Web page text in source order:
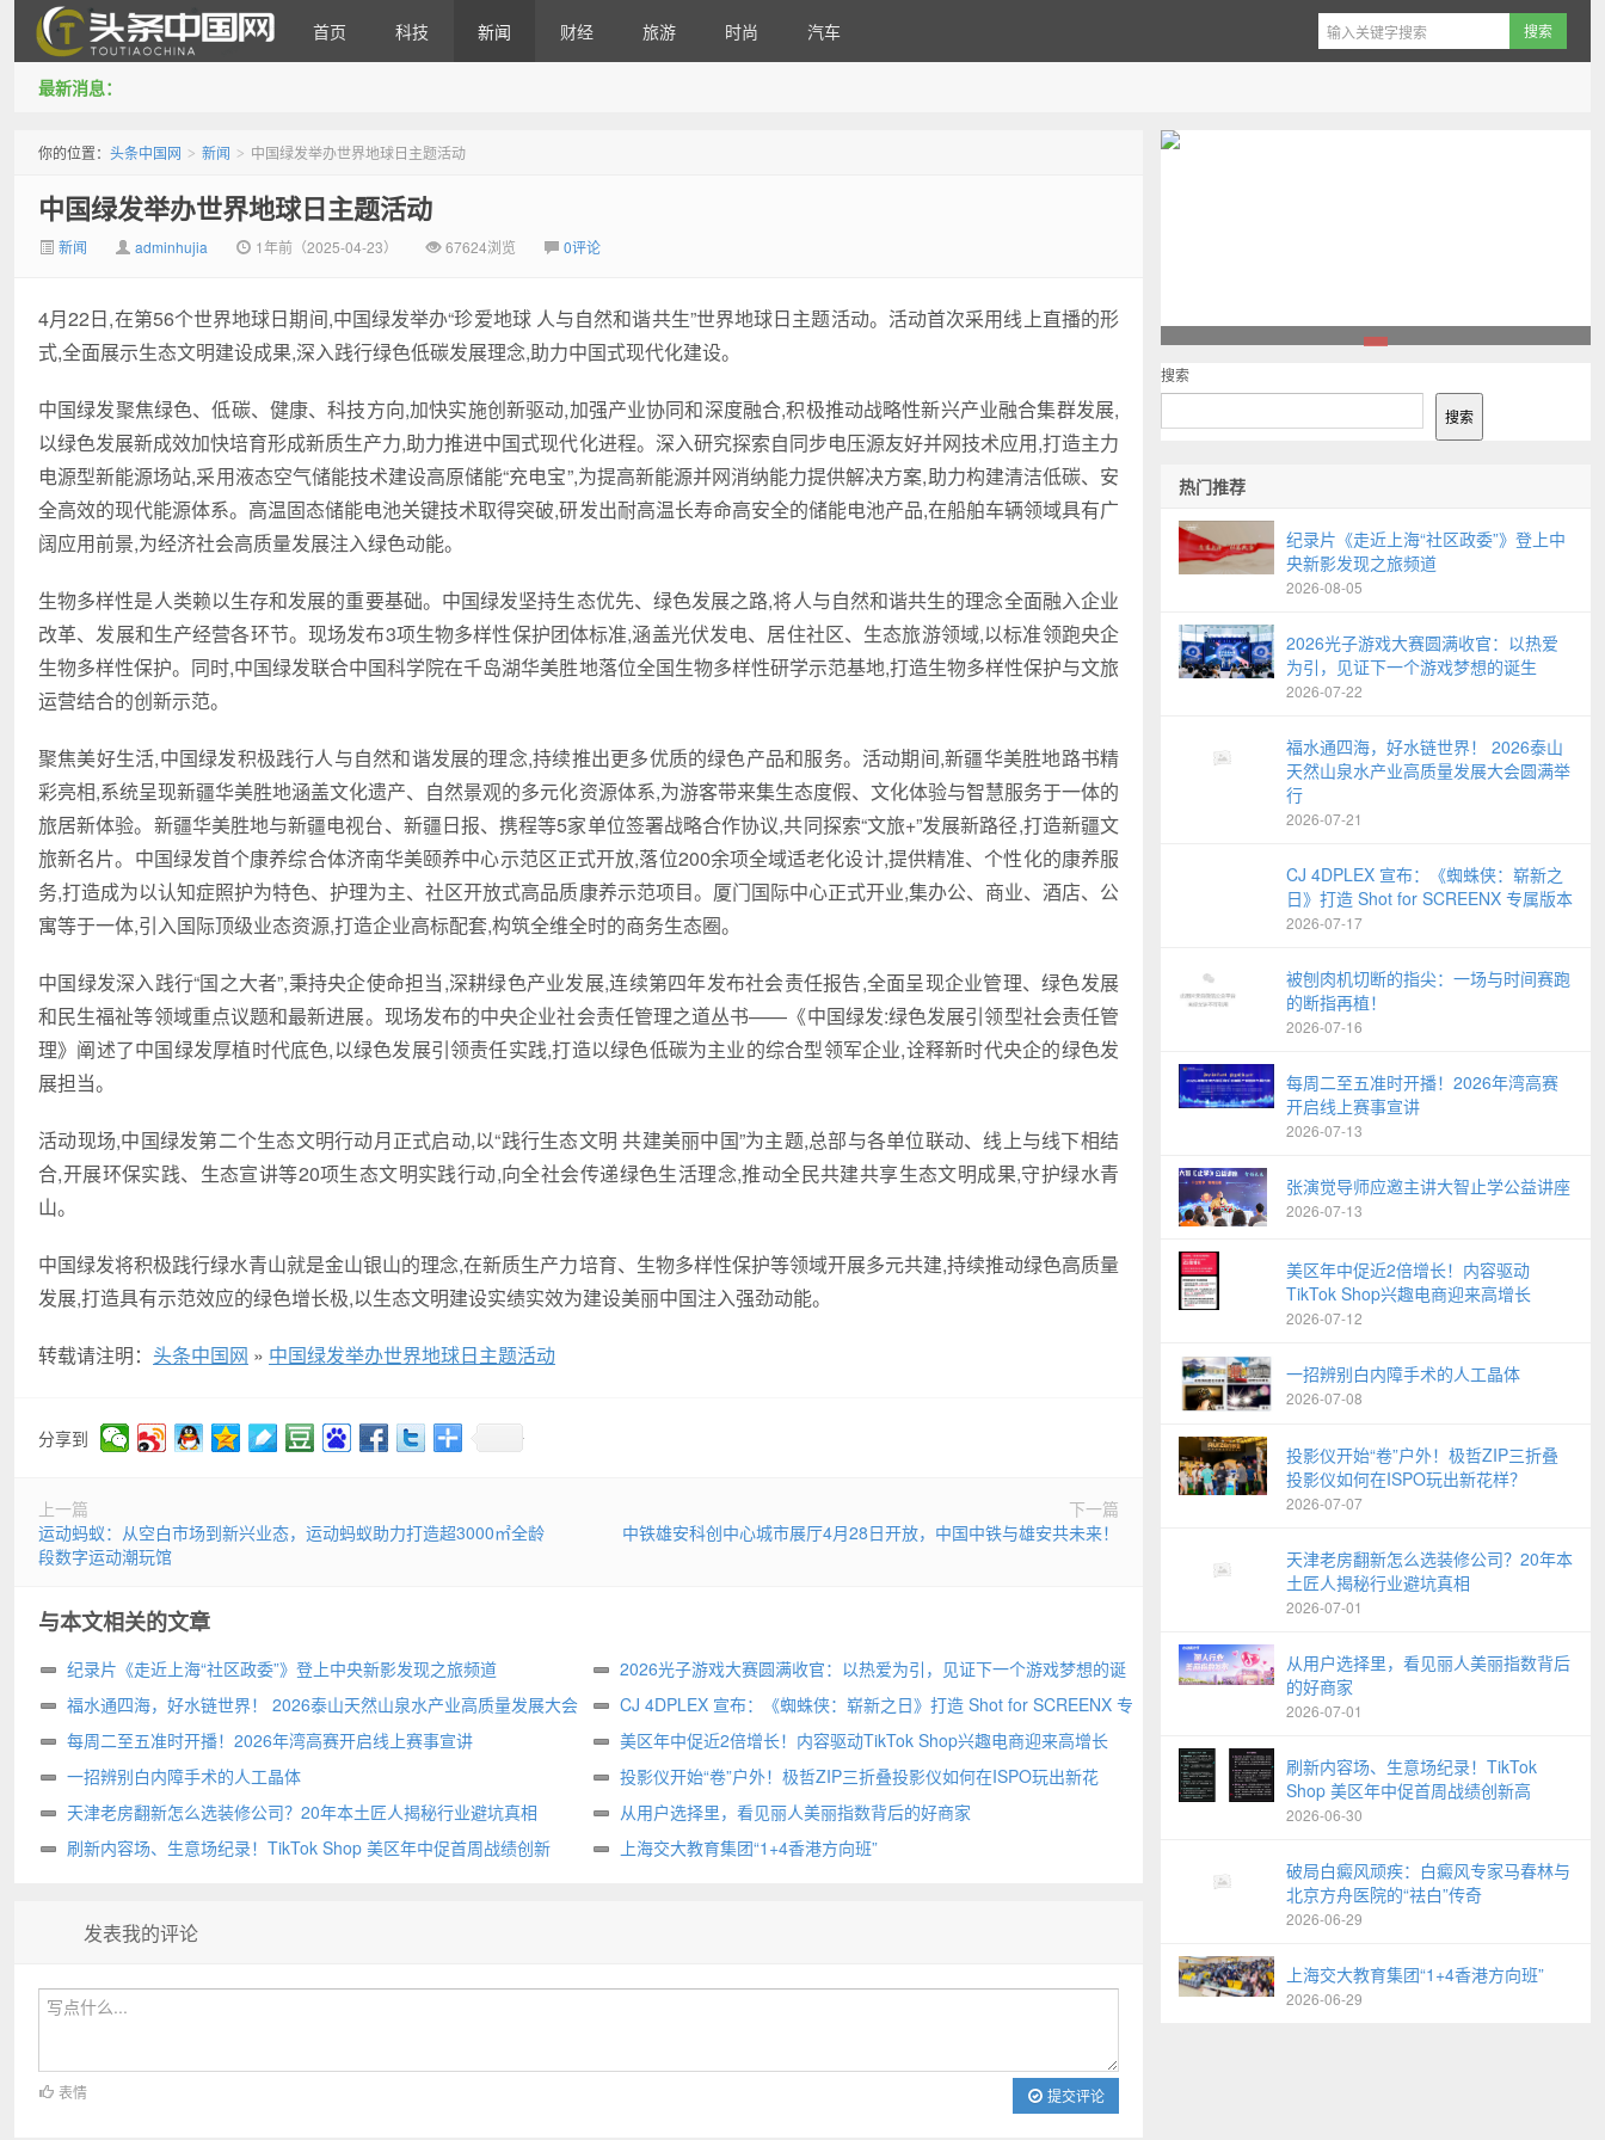
首页 科技 新闻 财经 旅游 时尚 汽车
最新消息：
你的位置： 头条中国网 > 新闻 > 中国绿发举办世界地球日主题活动
中国绿发举办世界地球日主题活动
新闻 adminhujia 1年前（2025-04-23） 67624浏览 0评论
4月22日,在第56个世界地球日期间,中国绿发举办“珍爱地球 人与自然和谐共生”世界地球日主题活动。活动首次采用线上直播的形
式,全面展示生态文明建设成果,深入践行绿色低碳发展理念,助力中国式现代化建设。
中国绿发聚焦绿色、低碳、健康、科技方向,加快实施创新驱动,加强产业协同和深度融合,积极推动战略性新兴产业融合集群发展,
以绿色发展新成效加快培育形成新质生产力,助力推进中国式现代化进程。深入研究探索自同步电压源友好并网技术应用,打造主力
电源型新能源场站,采用液态空气储能技术建设高原储能“充电宝”,为提高新能源并网消纳能力提供解决方案,助力构建清洁低碳、安
全高效的现代能源体系。高温固态储能电池关键技术取得突破,研发出耐高温长寿命高安全的储能电池产品,在船舶车辆领域具有广
阔应用前景,为经济社会高质量发展注入绿色动能。
生物多样性是人类赖以生存和发展的重要基础。中国绿发坚持生态优先、绿色发展之路,将人与自然和谐共生的理念全面融入企业
改革、发展和生产经营各环节。现场发布3项生物多样性保护团体标准,涵盖光伏发电、居住社区、生态旅游领域,以标准领跑央企
生物多样性保护。同时,中国绿发联合中国科学院在千岛湖华美胜地落位全国生物多样性研学示范基地,打造生物多样性保护与文旅
运营结合的创新示范。
聚焦美好生活,中国绿发积极践行人与自然和谐发展的理念,持续推出更多优质的绿色产品和服务。活动期间,新疆华美胜地路书精
彩亮相,系统呈现新疆华美胜地涵盖文化遗产、自然景观的多元化资源体系,为游客带来集生态度假、文化体验与智慧服务于一体的
旅居新体验。新疆华美胜地与新疆电视台、新疆日报、携程等5家单位签署战略合作协议,共同探索“文旅+”发展新路径,打造新疆文
旅新名片。中国绿发首个康养综合体济南华美颐养中心示范区正式开放,落位200余项全域适老化设计,提供精准、个性化的康养服
务,打造成为以认知症照护为特色、护理为主、社区开放式高品质康养示范项目。厦门国际中心正式开业,集办公、商业、酒店、公
寓等于一体,引入国际顶级业态资源,打造企业高标配套,构筑全维全时的商务生态圈。
中国绿发深入践行“国之大者”,秉持央企使命担当,深耕绿色产业发展,连续第四年发布社会责任报告,全面呈现企业管理、绿色发展
和民生福祉等领域重点议题和最新进展。现场发布的中央企业社会责任管理之道丛书——《中国绿发:绿色发展引领型社会责任管
理》阐述了中国绿发厚植时代底色,以绿色发展引领责任实践,打造以绿色低碳为主业的综合型领军企业,诠释新时代央企的绿色发
展担当。
活动现场,中国绿发第二个生态文明行动月正式启动,以“践行生态文明 共建美丽中国”为主题,总部与各单位联动、线上与线下相结
合,开展环保实践、生态宣讲等20项生态文明实践行动,向全社会传递绿色生活理念,推动全民共建共享生态文明成果,守护绿水青
山。
中国绿发将积极践行绿水青山就是金山银山的理念,在新质生产力培育、生物多样性保护等领域开展多元共建,持续推动绿色高质量
发展,打造具有示范效应的绿色增长极,以生态文明建设实绩实效为建设美丽中国注入强劲动能。
转载请注明： 头条中国网 » 中国绿发举办世界地球日主题活动
分享到
上一篇
运动蚂蚁：从空白市场到新兴业态，运动蚂蚁助力打造超3000㎡全龄
段数字运动潮玩馆
下一篇
中铁雄安科创中心城市展厅4月28日开放，中国中铁与雄安共未来！
与本文相关的文章
纪录片《走近上海“社区政委”》登上中央新影发现之旅频道
2026光子游戏大赛圆满收官：以热爱为引，见证下一个游戏梦想的诞
生
福水通四海，好水链世界！ 2026泰山天然山泉水产业高质量发展大会
圆满举行
CJ 4DPLEX 宣布：《蜘蛛侠：崭新之日》打造 Shot for SCREENX 专
属版本
每周二至五准时开播！2026年湾高赛开启线上赛事宣讲
美区年中促近2倍增长！内容驱动TikTok Shop兴趣电商迎来高增长
一招辨别白内障手术的人工晶体
投影仪开始“卷”户外！极哲ZIP三折叠投影仪如何在ISPO玩出新花
样？
天津老房翻新怎么选装修公司？20年本土匠人揭秘行业避坑真相
从用户选择里，看见丽人美丽指数背后的好商家
刷新内容场、生意场纪录！TikTok Shop 美区年中促首周战绩创新
上海交大教育集团“1+4香港方向班”
发表我的评论
提交评论
表情
搜索
搜索
热门推荐
纪录片《走近上海“社区政委”》登上中
央新影发现之旅频道
2026-08-05
2026光子游戏大赛圆满收官：以热爱
为引，见证下一个游戏梦想的诞生
2026-07-22
福水通四海，好水链世界！ 2026泰山
天然山泉水产业高质量发展大会圆满举
行
2026-07-21
CJ 4DPLEX 宣布：《蜘蛛侠：崭新之
日》打造 Shot for SCREENX 专属版本
2026-07-17
被刨肉机切断的指尖：一场与时间赛跑
的断指再植！
2026-07-16
每周二至五准时开播！2026年湾高赛
开启线上赛事宣讲
2026-07-13
张演觉导师应邀主讲大智止学公益讲座
2026-07-13
美区年中促近2倍增长！内容驱动
TikTok Shop兴趣电商迎来高增长
2026-07-12
一招辨别白内障手术的人工晶体
2026-07-08
投影仪开始“卷”户外！极哲ZIP三折叠
投影仪如何在ISPO玩出新花样？
2026-07-07
天津老房翻新怎么选装修公司？20年本
土匠人揭秘行业避坑真相
2026-07-01
从用户选择里，看见丽人美丽指数背后
的好商家
2026-07-01
刷新内容场、生意场纪录！TikTok
Shop 美区年中促首周战绩创新高
2026-06-30
破局白癜风顽疾：白癜风专家马春林与
北京方舟医院的“祛白”传奇
2026-06-29
上海交大教育集团“1+4香港方向班”
2026-06-29